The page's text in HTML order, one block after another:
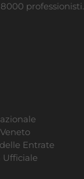
8000 professionisti.
Entrate
Ufficiale